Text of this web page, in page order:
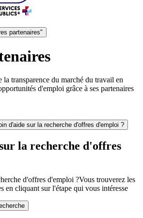
partenaires"
la transparence du marché du travail en
d'emploi grâce à ses partenaires
d'aide sur la recherche d'offres d'emploi ?
la recherche d'offres
d'offres d'emploi ?Vous trouverez les
en cliquant sur l'étape qui vous intéresse